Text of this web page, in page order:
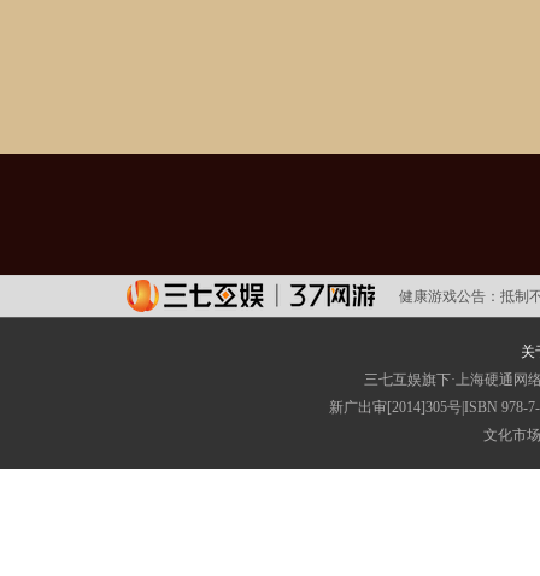
健康游戏公告： 抵制
关
三七互娱旗下·上海硬通网
新广出审[2014]305号|ISBN 978-
文化市